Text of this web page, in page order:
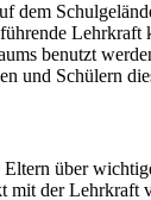
dem
benutzt
und Schülern
über
der Lehrkraft